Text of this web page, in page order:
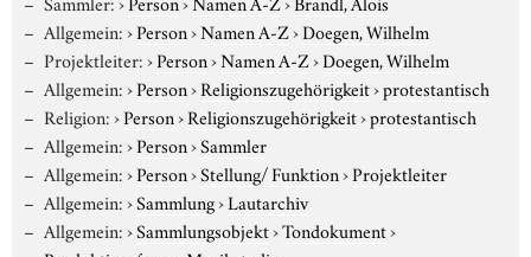
Allgemein:›Person›Namen A-Z›Doegen, Wilhelm
Projektleiter:›Person›Namen A-Z›Doegen, Wilhelm
Allgemein:›Person›Religionszugehörigkeit›protestantisch
Religion:›Person›Religionszugehörigkeit›protestantisch
Allgemein:›Person›Sammler
Allgemein:›Person›Stellung/ Funktion›Projektleiter
Allgemein:›Sammlung›Lautarchiv
Allgemein:›Sammlungsobjekt›Tondokument›